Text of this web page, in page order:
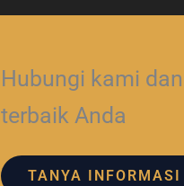
Hubungi kami
terbaik Anda
TANYA INFORMASI